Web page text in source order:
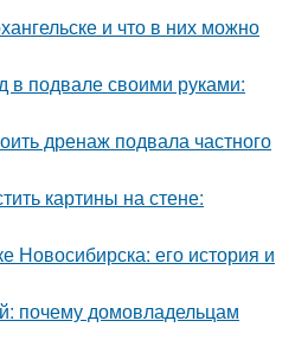
и что в них можно
в подвале своими руками:
дренаж подвала частного
картины на стене:
Новосибирска: его история и
почему домовладельцам